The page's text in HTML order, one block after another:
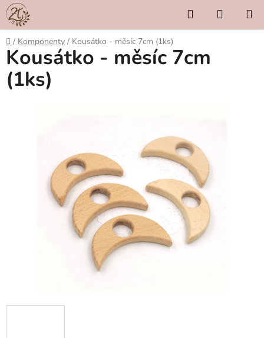
Přejít
na
obsah
Hledat
KOŠÍK
Domů
/ Komponenty / Kousátko - měsíc 7cm (1ks)
Kousátko - měsíc 7cm
(1ks)